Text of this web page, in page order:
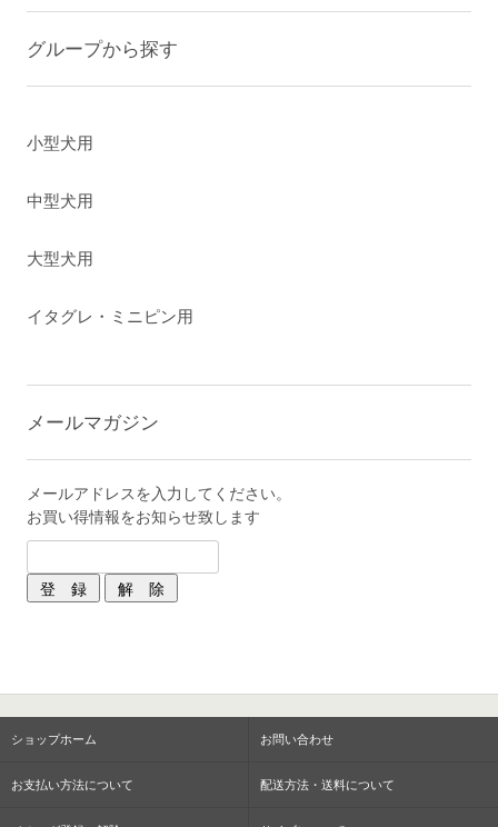
グループから探す
小型犬用
中型犬用
大型犬用
イタグレ・ミニピン用
メールマガジン
メールアドレスを入力してください。
お買い得情報をお知らせ致します
ショップホーム お問い合わせ
お支払い方法について 配送方法・送料について